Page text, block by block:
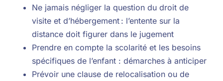
Ne jamais négliger la question du droit de
visite et d’hébergement : l’entente sur la
distance doit figurer dans le jugement
Prendre en compte la scolarité et les besoins
spécifiques de l’enfant : démarches à anticiper
Prévoir une clause de relocalisation ou de